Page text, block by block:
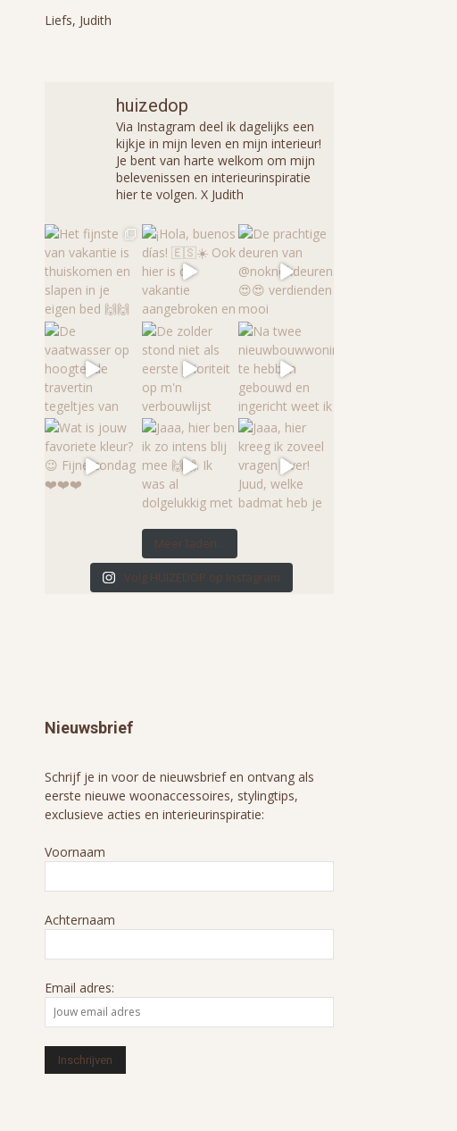
Liefs, Judith
huizedop
Via Instagram deel ik dagelijks een
kijkje in mijn leven en mijn interieur!
Je bent van harte welkom om mijn
belevenissen en interieurinspiratie
hier te volgen. X Judith
Meer laden...
Volg HUIZEDOP op Instagram
Nieuwsbrief
Schrijf je in voor de nieuwsbrief en ontvang als
eerste nieuwe woonaccessoires, stylingtips,
exclusieve acties en interieurinspiratie:
Voornaam
Achternaam
Email adres: